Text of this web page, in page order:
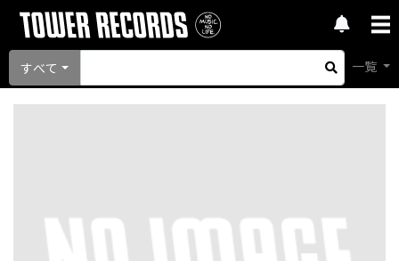
すべて 一覧